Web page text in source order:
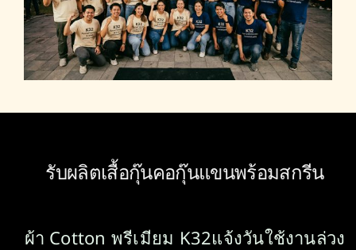
รับผลิตเสื้อกุ๊นคอกุ๊นแขนพร้อมสกรีน
ผ้า Cotton พรีเมียม K32แจ้งวันใช้งานล่วง